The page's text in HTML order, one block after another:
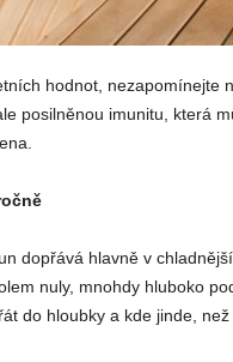
hodnot, nezapomínejte
posilněnou imunitu, která
dopřává hlavně v
nuly, mnohdy hluboko
do hloubky a kde jinde,